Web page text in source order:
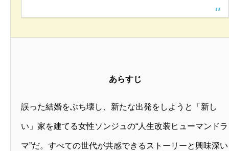
あらすじ
誤った結婚をぶち壊し、新たな出発をしようと「新し
い」家を建てる女性ソンジュの“人生改装ヒューマンドラ
マ”だ。すべての世代が共感できるストーリーと興味深い